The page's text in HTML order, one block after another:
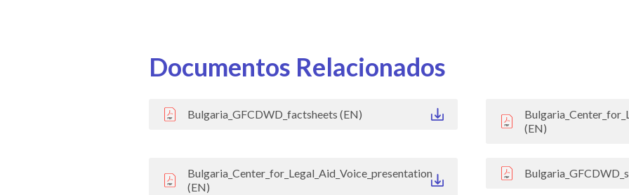
Documentos Relacionados
Bulgaria_GFCDWD_factsheets (EN)
(EN)
Bulgaria_Center_for_Legal_Aid_Voice_presentation
(EN)